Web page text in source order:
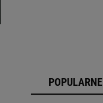
POPULARNE